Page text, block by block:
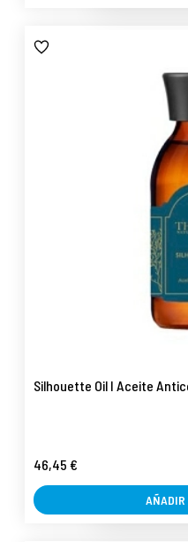
Silhouette Oil I Aceite
46,45 €
AÑADIR